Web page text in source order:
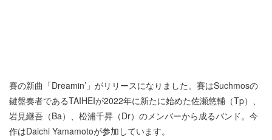
賽の新曲「Dreamin’」がリリースになりました。賽はSuchmosの
鍵盤奏者であるTAIHEIが2022年に新たに始めた佐瀬悠輔（Tp）、
岩見継吾（Ba）、松浦千昇（Dr）のメンバーから成るバンド。今
作はDaichi Yamamotoが参加しています。